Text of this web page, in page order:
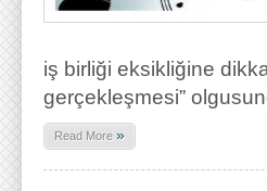
iş birliği eksikliğine
gerçekleşmesi”
Read More »